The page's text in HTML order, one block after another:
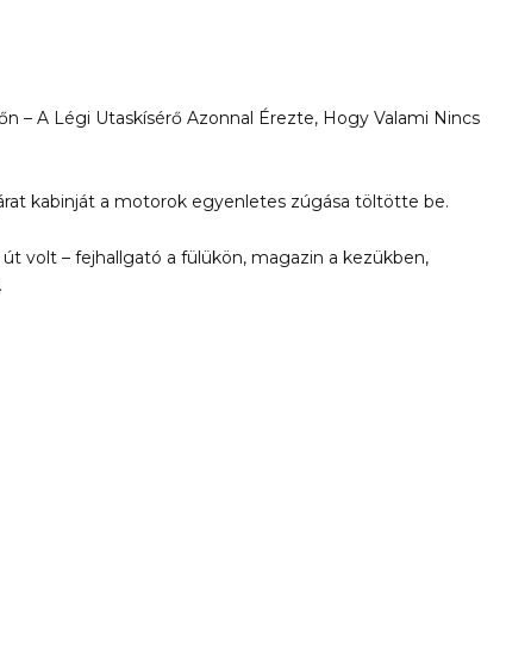
– A Légi Utaskísérő Azonnal Érezte, Hogy Valami Nincs
kabinját a motorok egyenletes zúgása töltötte be.
volt – fejhallgató a fülükön, magazin a kezükben,